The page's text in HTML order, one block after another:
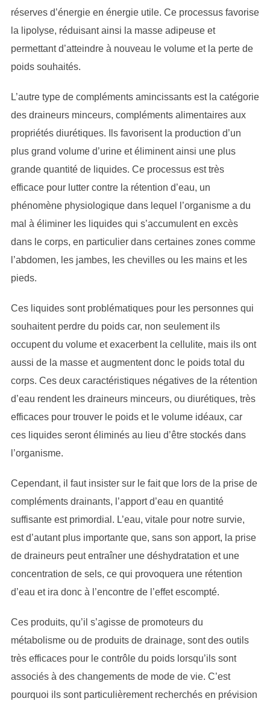
réserves d’énergie en énergie utile. Ce processus favorise
la lipolyse, réduisant ainsi la masse adipeuse et
permettant d’atteindre à nouveau le volume et la perte de
poids souhaités.
L’autre type de compléments amincissants est la catégorie
des draineurs minceurs, compléments alimentaires aux
propriétés diurétiques. Ils favorisent la production d’un
plus grand volume d’urine et éliminent ainsi une plus
grande quantité de liquides. Ce processus est très
efficace pour lutter contre la rétention d’eau, un
phénomène physiologique dans lequel l’organisme a du
mal à éliminer les liquides qui s’accumulent en excès
dans le corps, en particulier dans certaines zones comme
l’abdomen, les jambes, les chevilles ou les mains et les
pieds.
Ces liquides sont problématiques pour les personnes qui
souhaitent perdre du poids car, non seulement ils
occupent du volume et exacerbent la cellulite, mais ils ont
aussi de la masse et augmentent donc le poids total du
corps. Ces deux caractéristiques négatives de la rétention
d’eau rendent les draineurs minceurs, ou diurétiques, très
efficaces pour trouver le poids et le volume idéaux, car
ces liquides seront éliminés au lieu d’être stockés dans
l’organisme.
Cependant, il faut insister sur le fait que lors de la prise de
compléments drainants, l’apport d’eau en quantité
suffisante est primordial. L’eau, vitale pour notre survie,
est d’autant plus importante que, sans son apport, la prise
de draineurs peut entraîner une déshydratation et une
concentration de sels, ce qui provoquera une rétention
d’eau et ira donc à l’encontre de l’effet escompté.
Ces produits, qu’il s’agisse de promoteurs du
métabolisme ou de produits de drainage, sont des outils
très efficaces pour le contrôle du poids lorsqu’ils sont
associés à des changements de mode de vie. C’est
pourquoi ils sont particulièrement recherchés en prévision